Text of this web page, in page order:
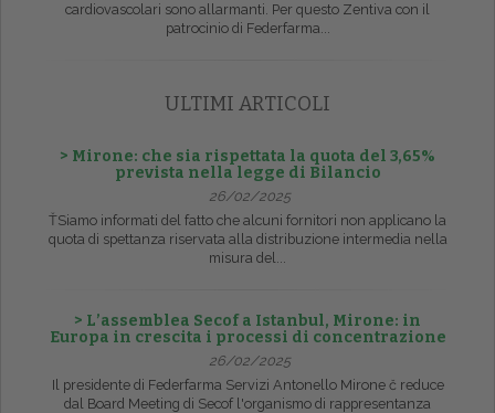
cardiovascolari sono allarmanti. Per questo Zentiva con il
patrocinio di Federfarma...
ULTIMI ARTICOLI
> Mirone: che sia rispettata la quota del 3,65%
prevista nella legge di Bilancio
26/02/2025
ŤSiamo informati del fatto che alcuni fornitori non applicano la
quota di spettanza riservata alla distribuzione intermedia nella
misura del...
> L’assemblea Secof a Istanbul, Mirone: in
Europa in crescita i processi di concentrazione
26/02/2025
Il presidente di Federfarma Servizi Antonello Mirone č reduce
dal Board Meeting di Secof l'organismo di rappresentanza